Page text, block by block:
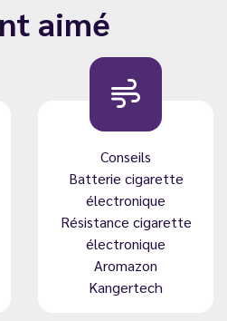
aimé
Conseils
Batterie cigarette
électronique
Résistance cigarette
électronique
Aromazon
Kangertech